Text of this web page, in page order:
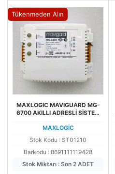
Tükenmeden Alın
MAXLOGIC MAVIGUARD MG-
6700 AKILLI ADRESLİ SİSTEM
MAXLOGİC
Stok Kodu : ST01210
Barkodu : 8691111119428
Stok Miktarı : Son 2 ADET